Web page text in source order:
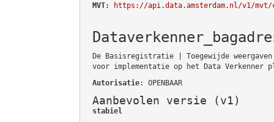
MVT:
https://api.data.amsterdam.nl/v1/mvt/
De Basisregistratie | Toegewijde
voor implementatie op het Data Verkenner
Autorisatie: OPENBAAR
Aanbevolen versie (v1)
stabiel